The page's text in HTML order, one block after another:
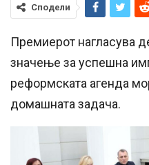
Сподели
Премиерот нагласува
значење за успешна
реформската агенда
домашната задача.